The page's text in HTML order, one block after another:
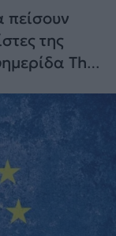
πείσουν
της
The
για τις